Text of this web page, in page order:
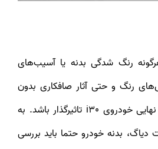
رنگ شدگی بدنه یا آسیب‌های
رنگ و حتی آثار صافکاری بدون
رنگ، می‌تواند بر قیمت نهایی خودروی i30 تاثیرگذار باشد. به
بدنه خودرو حتما باید بررسی